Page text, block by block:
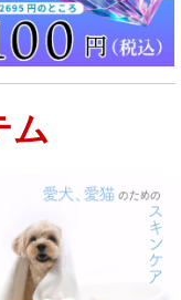
ム